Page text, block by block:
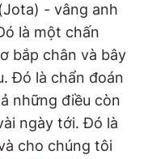
cấp ngày 24.3.2020
Niên. Cấm sao
chấp thuận bằng văn
- vâng anh
là một chấn
bắp chân và bây
Đó là chẩn đoán
những điều còn
ngày tới. Đó là
cho chúng tôi